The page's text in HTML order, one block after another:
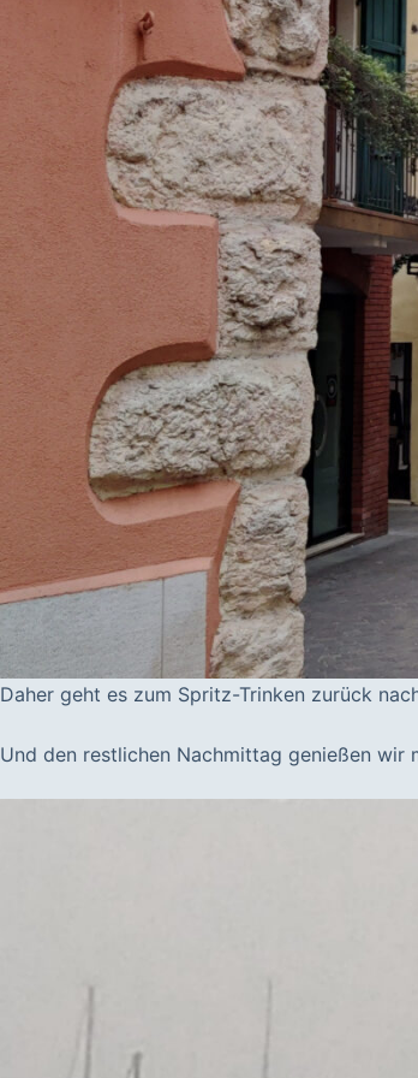
Daher geht es zum Spritz-Trinken zurück
Und den restlichen Nachmittag genießen wir